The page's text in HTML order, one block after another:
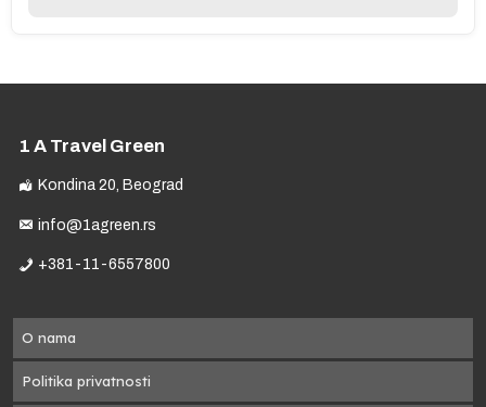
1 A Travel Green
Kondina 20, Beograd
info@1agreen.rs
+381-11-6557800
O nama
Politika privatnosti